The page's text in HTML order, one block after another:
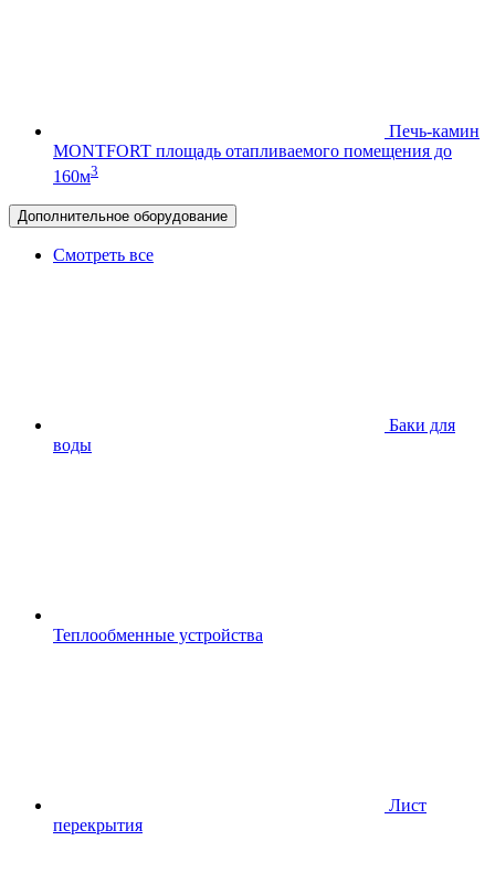
Печь-камин
MONTFORT площадь отапливаемого помещения до
160м3
Дополнительное оборудование
Смотреть все
Баки для
воды
Теплообменные устройства
Лист
перекрытия